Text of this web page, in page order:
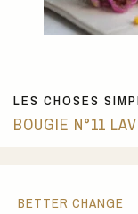
LES CHOSES
BOUGIE N°11
BETTER CHANGE